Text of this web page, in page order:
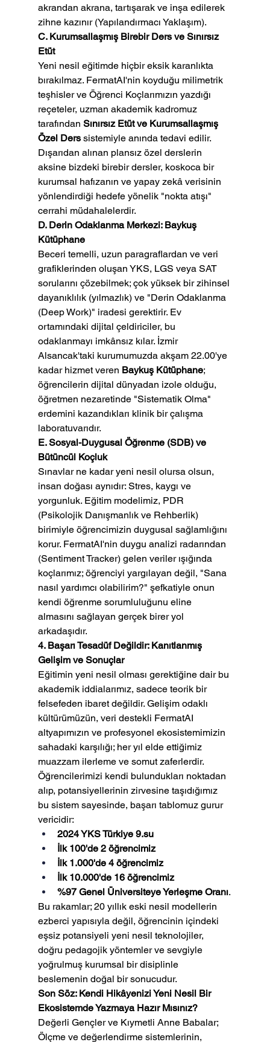
akrandan akrana, tartışarak ve inşa edilerek
zihne kazınır (Yapılandırmacı Yaklaşım).
C. Kurumsallaşmış Birebir Ders ve Sınırsız
Etüt
Yeni nesil eğitimde hiçbir eksik karanlıkta
bırakılmaz. FermatAI'nin koyduğu milimetrik
teşhisler ve Öğrenci Koçlarımızın yazdığı
reçeteler, uzman akademik kadromuz
tarafından Sınırsız Etüt ve Kurumsallaşmış
Özel Ders sistemiyle anında tedavi edilir.
Dışarıdan alınan plansız özel derslerin
aksine bizdeki birebir dersler, koskoca bir
kurumsal hafızanın ve yapay zekâ verisinin
yönlendirdiği hedefe yönelik "nokta atışı"
cerrahi müdahalelerdir.
D. Derin Odaklanma Merkezi: Baykuş
Kütüphane
Beceri temelli, uzun paragraflardan ve veri
grafiklerinden oluşan YKS, LGS veya SAT
sorularını çözebilmek; çok yüksek bir zihinsel
dayanıklılık (yılmazlık) ve "Derin Odaklanma
(Deep Work)" iradesi gerektirir. Ev
ortamındaki dijital çeldiriciler, bu
odaklanmayı imkânsız kılar. İzmir
Alsancak'taki kurumumuzda akşam 22.00'ye
kadar hizmet veren Baykuş Kütüphane;
öğrencilerin dijital dünyadan izole olduğu,
öğretmen nezaretinde "Sistematik Olma"
erdemini kazandıkları klinik bir çalışma
laboratuvarıdır.
E. Sosyal-Duygusal Öğrenme (SDB) ve
Bütüncül Koçluk
Sınavlar ne kadar yeni nesil olursa olsun,
insan doğası aynıdır: Stres, kaygı ve
yorgunluk. Eğitim modelimiz, PDR
(Psikolojik Danışmanlık ve Rehberlik)
birimiyle öğrencimizin duygusal sağlamlığını
korur. FermatAI'nin duygu analizi radarından
(Sentiment Tracker) gelen veriler ışığında
koçlarımız; öğrenciyi yargılayan değil, "Sana
nasıl yardımcı olabilirim?" şefkatiyle onun
kendi öğrenme sorumluluğunu eline
almasını sağlayan gerçek birer yol
arkadaşıdır.
4. Başarı Tesadüf Değildir: Kanıtlanmış
Gelişim ve Sonuçlar
Eğitimin yeni nesil olması gerektiğine dair bu
akademik iddialarımız, sadece teorik bir
felsefeden ibaret değildir. Gelişim odaklı
kültürümüzün, veri destekli FermatAI
altyapımızın ve profesyonel ekosistemimizin
sahadaki karşılığı; her yıl elde ettiğimiz
muazzam ilerleme ve somut zaferlerdir.
Öğrencilerimizi kendi bulundukları noktadan
alıp, potansiyellerinin zirvesine taşıdığımız
bu sistem sayesinde, başarı tablomuz gurur
vericidir:
2024 YKS Türkiye 9.su
İlk 100'de 2 öğrencimiz
İlk 1.000'de 4 öğrencimiz
İlk 10.000'de 16 öğrencimiz
%97 Genel Üniversiteye Yerleşme Oranı.
Bu rakamlar; 20 yıllık eski nesil modellerin
ezberci yapısıyla değil, öğrencinin içindeki
eşsiz potansiyeli yeni nesil teknolojiler,
doğru pedagojik yöntemler ve sevgiyle
yoğrulmuş kurumsal bir disiplinle
beslemenin doğal bir sonucudur.
Son Söz: Kendi Hikâyenizi Yeni Nesil Bir
Ekosistemde Yazmaya Hazır Mısınız?
Değerli Gençler ve Kıymetli Anne Babalar;
Ölçme ve değerlendirme sistemlerinin,